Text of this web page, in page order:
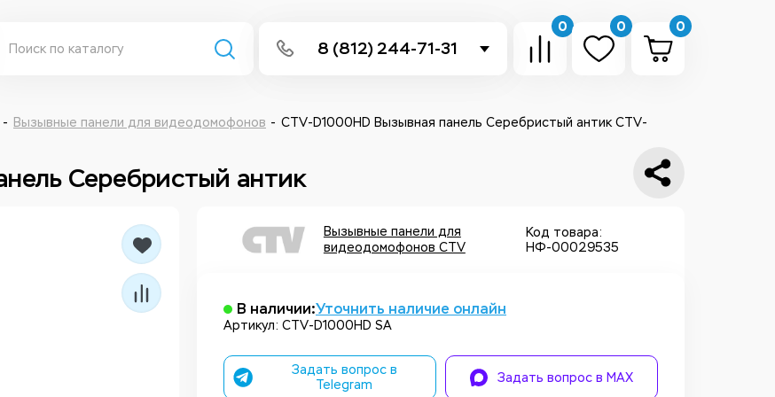
8 (812) 244-71-31
Написать в Telegram
0 0 0
Вызывные панели для видеодомофонов
CTV-D1000HD Вызывная панель Серебристый антик CTV-
Серебристый антик
Вызывные панели для
видеодомофонов CTV
Код товара:
НФ-00029535
В наличии:Уточнить наличие онлайн
Артикул: CTV-D1000HD SA
Задать вопрос в
Telegram
Задать вопрос в MAX